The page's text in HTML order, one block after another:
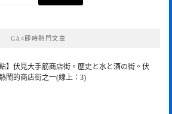
GA4即時熱門文章
點】伏見大手筋商店街。歴史と水と酒の街。伏
鬧的商店街之一(線上：3)